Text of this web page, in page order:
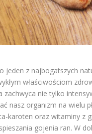
jeden z najbogatszych
właściwościom
zachwyca nie tylko
nasz organizm na wielu
karoten oraz witaminy z
gojenia ran. W